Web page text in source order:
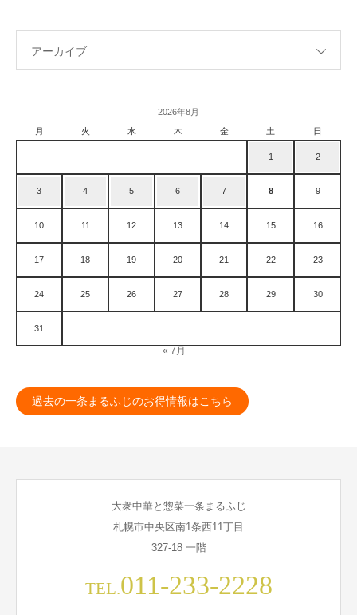
アーカイブ
2026年8月
月
火 水 木 金 土 日
1 2
3 4 5 6 7 8 9
10 11 12 13 14 15 16
17 18 19 20 21 22 23
24 25 26 27 28 29 30
31
« 7月
過去の一条まるふじのお得情報はこちら
大衆中華と惣菜一条まるふじ
札幌市中央区南1条西11丁目
327-18 一階
TEL.011-233-2228